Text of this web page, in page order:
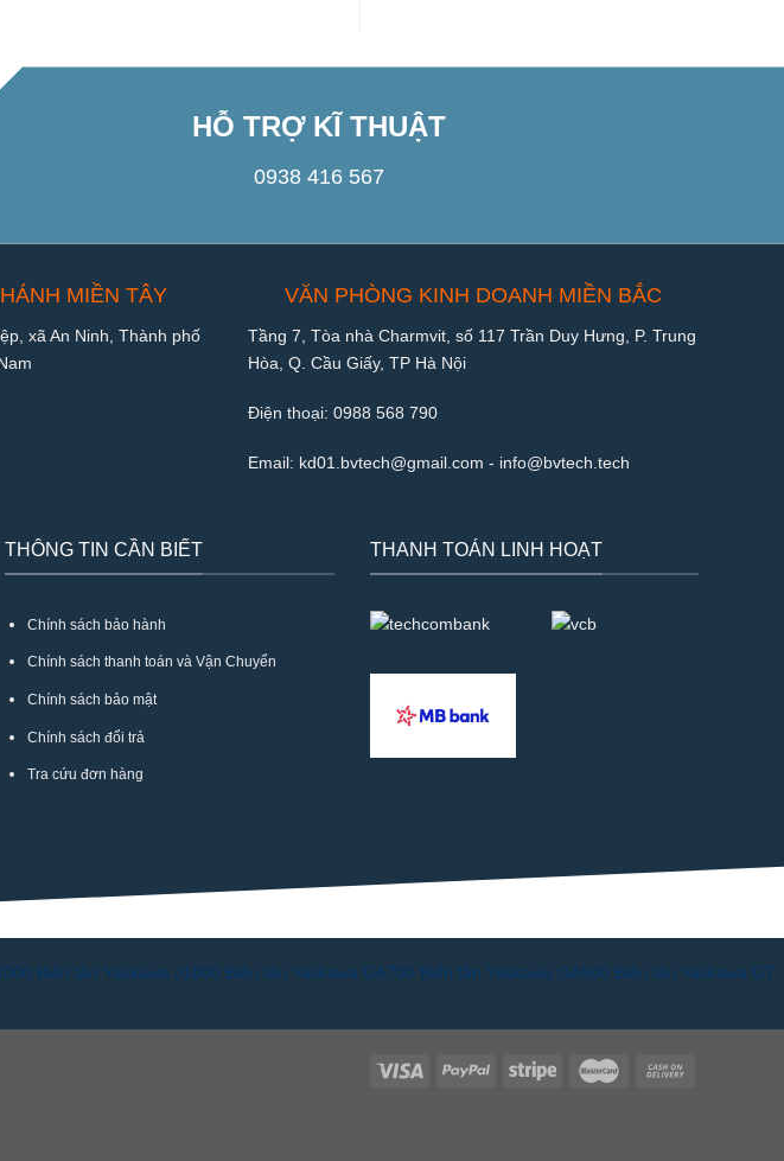
HỖ TRỢ KĨ THUẬT
0938 416 567
MIỀN TÂY
xã An Ninh, Thành phố
VĂN PHÒNG KINH DOANH MIỀN BẮC
Tầng 7, Tòa nhà Charmvit, số 117 Trần Duy Hưng, P. Trung
Hòa, Q. Cầu Giấy, TP Hà Nội
Điện thoại: 0988 568 790
Email: kd01.bvtech@gmail.com - info@bvtech.tech
THÔNG TIN CẦN BIẾT
Chính sách bảo hành
Chính sách thanh toán và Vận Chuyển
Chính sách bảo mật
Chính sách đổi trả
Tra cứu đơn hàng
THANH TOÁN LINH HOẠT
Biến tần Yaskawa J1000 Biến tần Yaskawa GA700 Biến tần Yaskawa GA500 Biến tần Yaskawa G7